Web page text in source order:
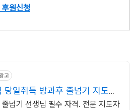
고
일취득 방과후 줄넘기 지도자
넘기 선생님 필수 자격. 전문 지도자